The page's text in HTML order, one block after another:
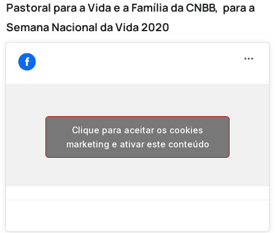
Pastoral para a Vida e a Família da CNBB, para a
Semana Nacional da Vida 2020
Clique para aceitar os cookies
marketing e ativar este conteúdo